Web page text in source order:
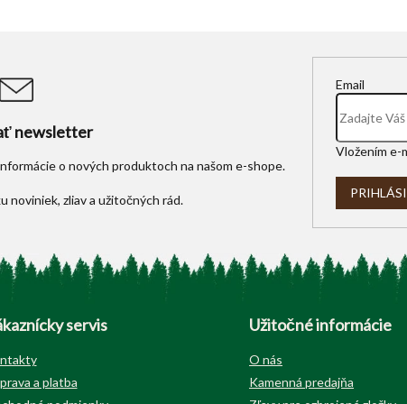
newsletter
o nových produktoch na našom e-shope.
Email
Vložením e-
servis
a platba
Užitočné informácie
O nás
Kamenná predajňa